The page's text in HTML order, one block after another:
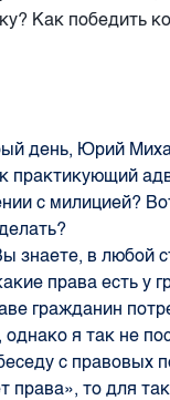
Как победить
день, Юрий
практикующий
с милицией?
знаете, в любой
права есть у
гражданин
однако я так не
с правовых
права», то для